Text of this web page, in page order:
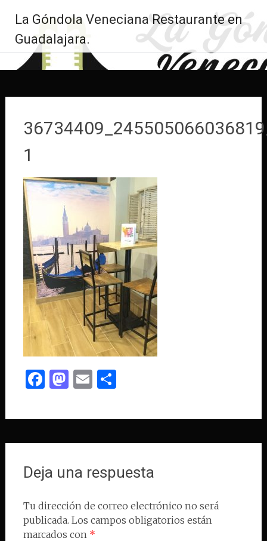
contenido
La Góndola Veneciana Restaurante en
Guadalajara.
1
Facebook
Mastodon
EmailCompartir
Deja una respuesta
Tu dirección de correo electrónico no será
publicada. Los campos obligatorios están
marcados con *